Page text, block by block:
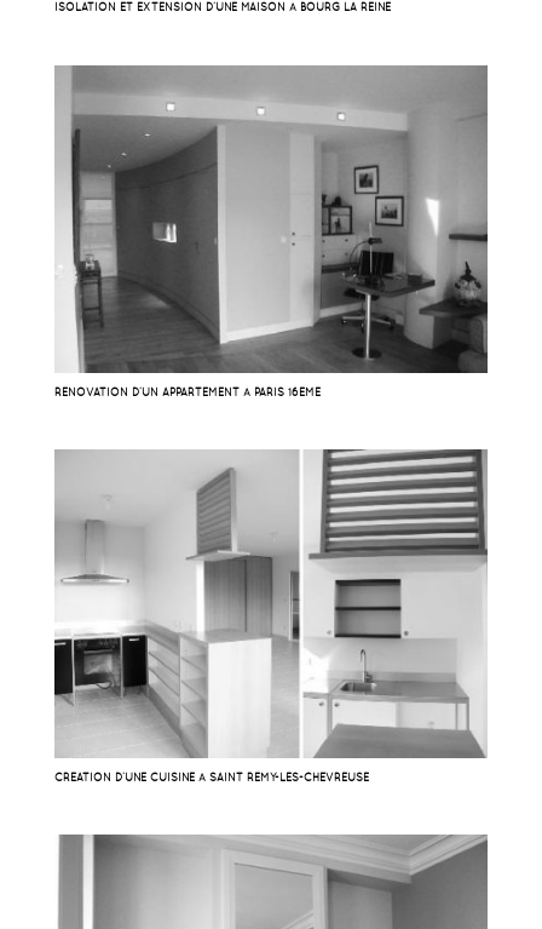
ISOLATION ET EXTENSION D’UNE MAISON À BOURG LA REINE
RÉNOVATION D’UN APPARTEMENT À PARIS 16EME
CRÉATION D’UNE CUISINE À SAINT RÉMY-LES-CHEVREUSE